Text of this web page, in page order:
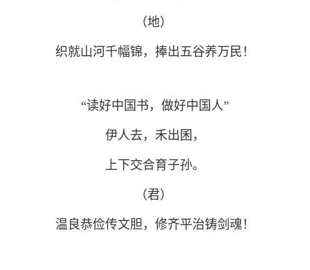
（地）
织就山河千幅锦，捧出五谷养万民！
“读好中国书，做好中国人”
伊人去，禾出囷，
上下交合育子孙。
（君）
温良恭俭传文胆，修齐平治铸剑魂！